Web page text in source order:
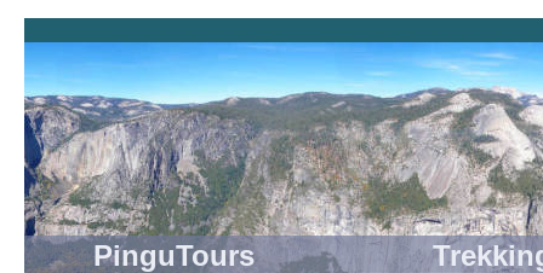
PinguTours Trekking